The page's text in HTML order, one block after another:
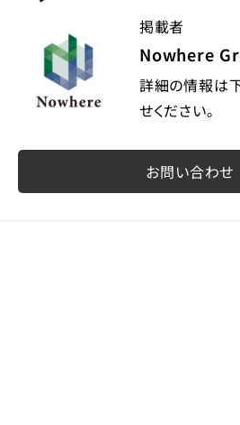
掲載者
Nowhere
詳細の情報は
せください。
お問い合わせ